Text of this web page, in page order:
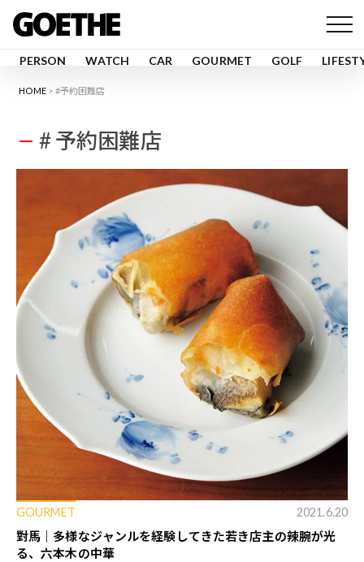
PERSON WATCH CAR GOURMET GOLF
HOME #予約困難店
# 予約困難店
GOURMET 2021.6.20
對馬｜多様なジャンルを経験してきた若き店主の辣腕が光
る、六本木の中華